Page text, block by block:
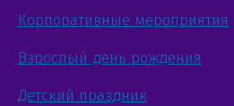
Корпоративные мероприятия
Взрослый день рождения
Детский праздник